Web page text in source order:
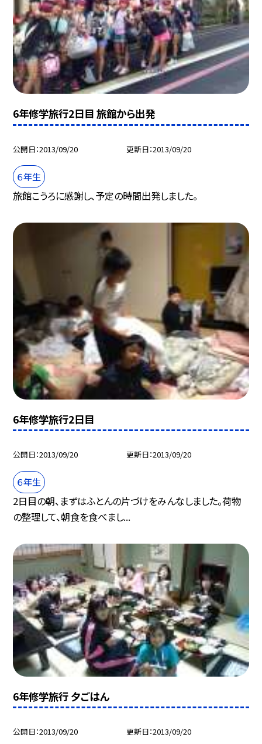
6年修学旅行2日目 旅館から出発
公開日 2013/09/20 更新日 2013/09/20
６年生
旅館こうろに感謝し、予定の時間出発しました。
6年修学旅行2日目
公開日 2013/09/20 更新日 2013/09/20
６年生
2日目の朝、まずはふとんの片づけをみんなしました。荷物
の整理して、朝食を食べまし...
6年修学旅行 夕ごはん
公開日 2013/09/20 更新日 2013/09/20